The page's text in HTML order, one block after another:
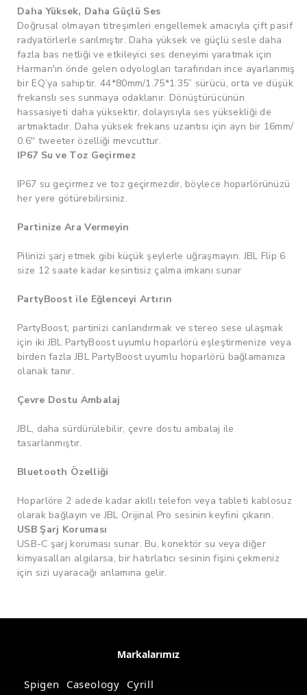
Lightning Kablolar
Usb Hub
Tripod
Ağ Kabloları
Bluetooth Adaptörler
Araç Şarjları
Daha Yüksek, Daha Güçlü Ses
Doğrusal olmayan titreşimleri engellemek amacıyla çift pasif
radyatörlerle sarılmıştır. Daha yüksek ve güçlü sesle daha
fazla bas netliği ve etkileyici ses deneyimi yaratmak için
Harman'ın önde gelen odyologları tarafından ince ayarlanmış
bir EQ’ya sahiptir. 44*80mm/1.75*1.35” sürücü, orta ve düşük
frekanslı ses sunmaya odaklanır. Dönüştürücünün
hassasiyeti daha yüksektir, dolayısıyla ses yüksekliği de
artmaktadır. Daha yüksek frekans uzantısı için ayrı bir 16mm/
0.6'' tweeter özelliği mevcuttur.
IP67 Su ve Toz Geçirmez
IP67 su geçirmez ve toz geçirmezdir, böylece hoparlörünüzü
her yere götürebilirsiniz.
Partinize Ara Vermeyin
Pilinizi şarj etmek gibi küçük şeylerle uğraşmayın. JBL Flip 6
size 12 saate kadar kesintisiz çalma imkanı sunar
PartyBoost ile Eğlenceyi Artırın
PartyBoost, partinizi canlandırmak ve stereo sese ulaşmak
için iki JBL PartyBoost uyumlu hoparlörü eşleştirmenize veya
birden fazla JBL PartyBoost uyumlu hoparlörü bağlamanıza
olanak tanır.
Çevre Dostu Ambalaj
JBL, daha sürdürülebilir, çevre dostu ambalaj ile
tasarlanmıştır.
Bluetooth Özelliği
Hoparlöre 2 adede kadar akıllı telefon veya tableti kablosuz
olarak bağlayın ve JBL Orijinal Pro sesinin keyfini çıkarın.
USB Şarj Koruması
USB-C şarj koruması sunar. Bu, konektör su veya diğer
kimyasalları algılarsa, bir hatırlatıcı sesinin fişini çekmeniz
için sizi uyaracağı anlamına gelir.
Markalarımız
Spigen Caseology Cyrill